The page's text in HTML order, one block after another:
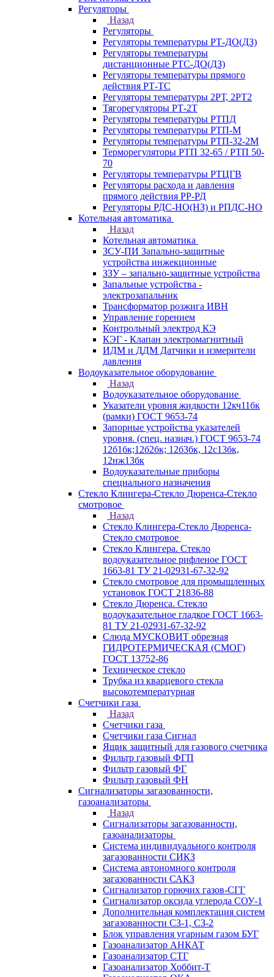
Регуляторы
Назад
Регуляторы
Регуляторы температуры РТ-ДО(ДЗ)
Регуляторы температуры
дистанционные РТС-ДО(ДЗ)
Регуляторы температуры прямого
действия РТ-ТС
Регуляторы температуры 2РТ, 2РT2
Тягорегуляторы РТ-2Т
Регуляторы температуры РТПД
Регуляторы температуры РТП-M
Регуляторы температуры РТП-32-2М
Терморегуляторы РТП 32-65 / РТП 50-
70
Регуляторы температуры РТЦГВ
Регуляторы расхода и давления
прямого действия РР-РД
Регуляторы РДС-НО(НЗ) и РПДС-НО
Котельная автоматика
Назад
Котельная автоматика
ЗСУ-ПИ Запально-защитные
устройства инжекционные
ЗЗУ – запально-защитные устройства
Запальные устройства -
электрозапальник
Трансформатор розжига ИВН
Управление горением
Контрольный электрод КЭ
КЭГ - Клапан электромагнитный
ИДМ и ДДМ Датчики и измерители
давления
Водоуказательное оборудование
Назад
Водоуказательное оборудование
Указатели уровня жидкости 12кч11бк
(рамки) ГОСТ 9653-74
Запорные устройства указателей
уровня. (спец. назнач.) ГОСТ 9653-74
12б1бк;12б2бк; 12б3бк, 12с13бк,
12нж13бк
Водоуказательные приборы
специального назначения
Стекло Клингера-Стекло Дюренса-Стекло
смотровое
Назад
Стекло Клингера-Стекло Дюренса-
Стекло смотровое
Стекло Клингера. Стекло
водоуказательное рифленое ГОСТ
1663-81 ТУ 21-02931-67-32-92
Стекло смотровое для промышленных
установок ГОСТ 21836-88
Стекло Дюренса. Стекло
водоуказательное гладкое ГОСТ 1663-
81 ТУ 21-02931-67-32-92
Слюда МУСКОВИТ обрезная
ГИДРОТЕРМИЧЕСКАЯ (СМОГ)
ГОСТ 13752-86
Техническое стекло
Трубка из кварцевого стекла
высокотемпературная
Счетчики газа
Назад
Счетчики газа
Счетчики газа Сигнал
Ящик защитный для газового счетчика
Фильтр газовый ФГП
Фильтр газовый ФГ
Фильтр газовый ФН
Сигнализаторы загазованности,
газоанализаторы
Назад
Сигнализаторы загазованности,
газоанализаторы
Система индивидуального контроля
загазованности СИКЗ
Система автономного контроля
загазованности САКЗ
Сигнализатор горючих газов-СГГ
Сигнализатор оксида углерода СОУ-1
Дополнительная комплектация систем
загазованности СЗ-1, СЗ-2
Блок управления угарным газом БУГ
Газоанализатор АНКАТ
Газоанализатор СТГ
Газоанализатор Хоббит-Т